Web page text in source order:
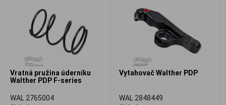
Vratná pružina úderníku
Walther PDP F-series
WAL 2765004
Vytahovač Walther PDP
WAL 2848449